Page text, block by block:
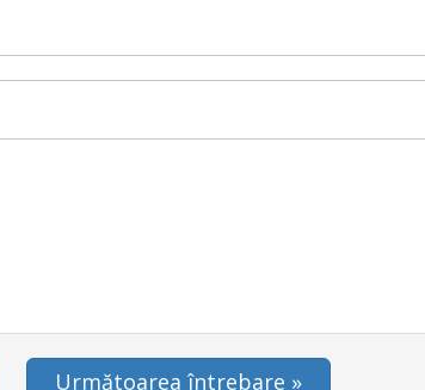
Următoarea întrebare »